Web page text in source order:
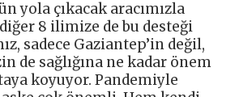
yola çıkacak aracımızla
8 ilimize de bu desteği
sadece Gaziantep’in değil,
de sağlığına ne kadar önem
koyuyor. Pandemiyle